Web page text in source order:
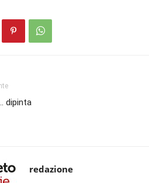
dipinta
redazione